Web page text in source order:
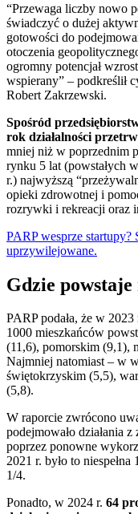
“Przewaga liczby nowo
świadczyć o dużej
gotowości do
otoczenia
ogromny potencjał
wspierany” – podkreślił
Robert Zakrzewski.
Spośród
rok działalności
mniej niż w poprzednim
rynku 5 lat (powstałych
r.) najwyższą
opieki zdrowotnej i
rozrywki i rekreacji oraz
PARP wesprze startupy?
uprzywilejowane.
Gdzie
PARP podała, że w
1000 mieszkańców
(11,6), pomorskim (9,1),
Najmniej natomiast – w
świętokrzyskim (5,5),
(5,8).
W raporcie zwrócono
podejmowało działania
poprzez ponowne
2021 r. było to
1/4.
Ponadto, w 2024 r. 64